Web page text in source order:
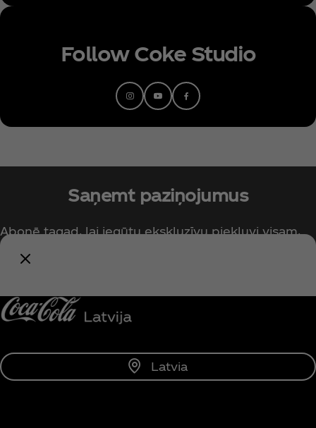
Follow Coke Studio
Saņemt paziņojumus
Abonē tagad, lai iegūtu ekskluzīvu piekļuvi visam,
kas saistīts ar Coca‑Cola!
Latvia